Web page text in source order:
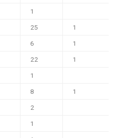
1
25 1
6 1
22 1
1
8 1
2
1